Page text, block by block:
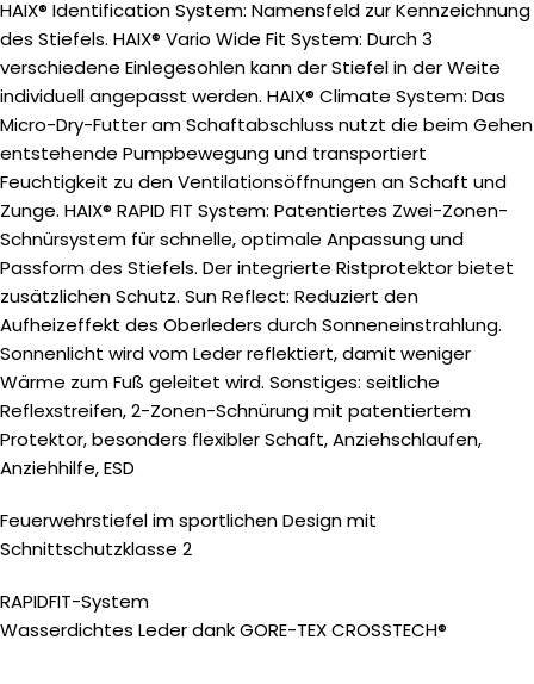
HAIX® Identification System: Namensfeld zur Kennzeichnung
des Stiefels. HAIX® Vario Wide Fit System: Durch 3
verschiedene Einlegesohlen kann der Stiefel in der Weite
individuell angepasst werden. HAIX® Climate System: Das
Micro-Dry-Futter am Schaftabschluss nutzt die beim Gehen
entstehende Pumpbewegung und transportiert
Feuchtigkeit zu den Ventilationsöffnungen an Schaft und
Zunge. HAIX® RAPID FIT System: Patentiertes Zwei-Zonen-
Schnürsystem für schnelle, optimale Anpassung und
Passform des Stiefels. Der integrierte Ristprotektor bietet
zusätzlichen Schutz. Sun Reflect: Reduziert den
Aufheizeffekt des Oberleders durch Sonneneinstrahlung.
Sonnenlicht wird vom Leder reflektiert, damit weniger
Wärme zum Fuß geleitet wird. Sonstiges: seitliche
Reflexstreifen, 2-Zonen-Schnürung mit patentiertem
Protektor, besonders flexibler Schaft, Anziehschlaufen,
Anziehhilfe, ESD
Feuerwehrstiefel im sportlichen Design mit
Schnittschutzklasse 2
RAPIDFIT-System
Wasserdichtes Leder dank GORE-TEX CROSSTECH®